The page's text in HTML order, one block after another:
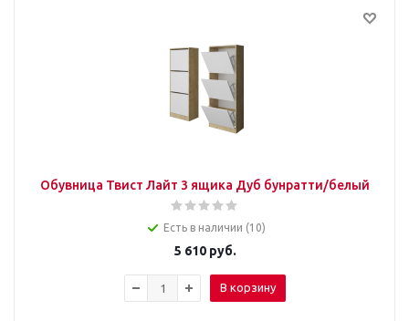
Обувница Твист Лайт 3 ящика Дуб бунратти/белый
Есть в наличии (10)
5 610руб.
В корзину